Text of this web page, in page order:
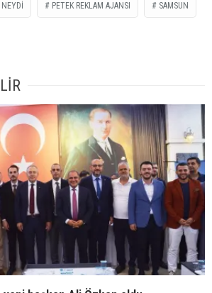
PETEK REKLAM AJANSI SAMSUN